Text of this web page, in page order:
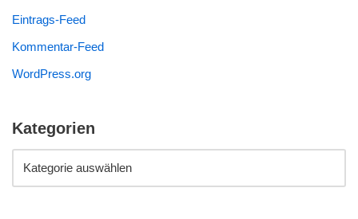
Eintrags-Feed
Kommentar-Feed
WordPress.org
Kategorien